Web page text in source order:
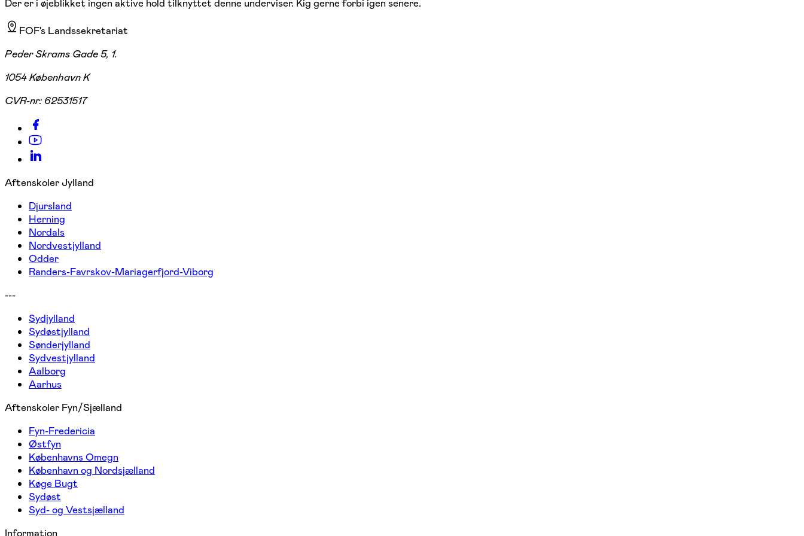
Der er i øjeblikket ingen aktive hold tilknyttet denne underviser. Kig gerne forbi igen senere.
FOF's Landssekretariat
Peder Skrams Gade 5, 1.
1054 København K
CVR-nr: 62531517
Aftenskoler Jylland
Djursland
Herning
Nordals
Nordvestjylland
Odder
Randers-Favrskov-Mariagerfjord-Viborg
---
Sydjylland
Sydøstjylland
Sønderjylland
Sydvestjylland
Aalborg
Aarhus
Aftenskoler Fyn/Sjælland
Fyn-Fredericia
Østfyn
Københavns Omegn
København og Nordsjælland
Køge Bugt
Sydøst
Syd- og Vestsjælland
Information